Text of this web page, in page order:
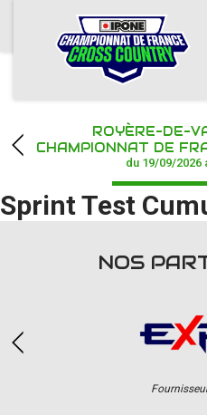
ACCUEIL
ACTUS
CHAMPIONNAT
RÉSULTATS
PHOTOS / WEB TV
PARTENAIRES
ROYÈRE-DE-
CHAMPIONNAT DE
du 19/09/2026
Sprint Test
NOS